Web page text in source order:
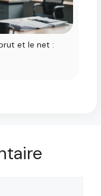
et le net :